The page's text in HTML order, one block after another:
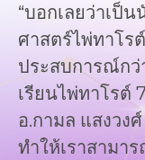
“บอกเลยว่าเป็
ศาสตร์ไพ่ทาโร
ประสบการณ์กว่
เรียนไพ่ทาโรต์
อ.กามล แสงวง
ทำให้เราสามา